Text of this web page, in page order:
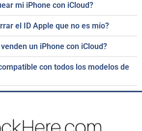
mi iPhone con iCloud?
el ID Apple que no es mío?
un iPhone con iCloud?
con todos los modelos de